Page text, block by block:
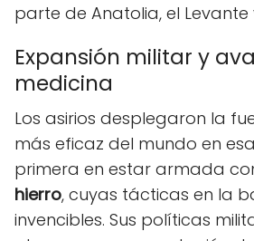
parte de Anatolia, el Levante
Expansión militar y
medicina
Los asirios desplegaron la
más eficaz del mundo en
primera en estar armada
hierro, cuyas tácticas en la
invencibles. Sus políticas